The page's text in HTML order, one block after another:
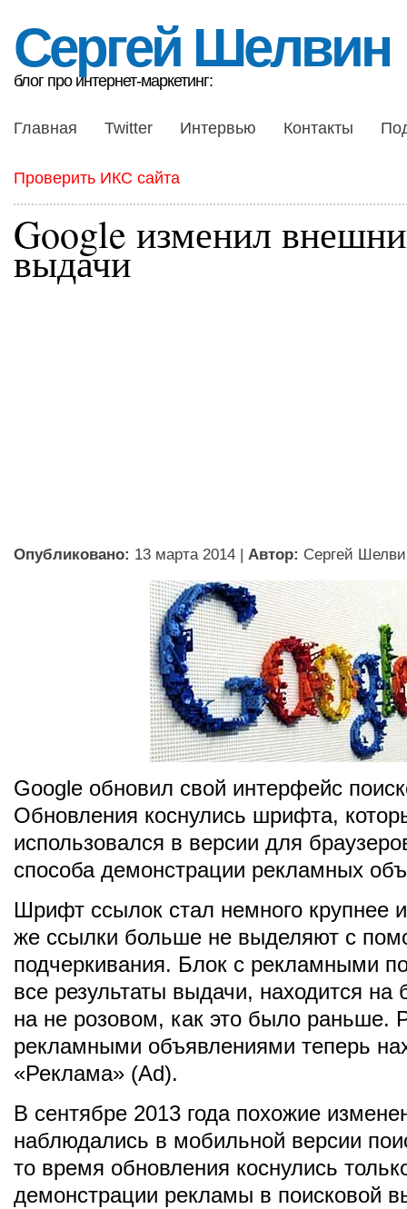
Сергей Шелвин
блог про интернет-маркетинг:
Главная Twitter Интервью Контакты
Проверить ИКС сайта
Google изменил
выдачи
Опубликовано: 13 марта 2014 | Автор: Сергей
Google обновил свой интерфейс
Обновления коснулись шрифта,
использовался в версии для
способа демонстрации рекламных
Шрифт ссылок стал немного крупнее
же ссылки больше не выделяют с
подчеркивания. Блок с рекламными
все результаты выдачи, находится
на не розовом, как это было раньше.
рекламными объявлениями теперь
«Реклама» (Ad).
В сентябре 2013 года похожие
наблюдались в мобильной версии
то время обновления коснулись
демонстрации рекламы в поисковой